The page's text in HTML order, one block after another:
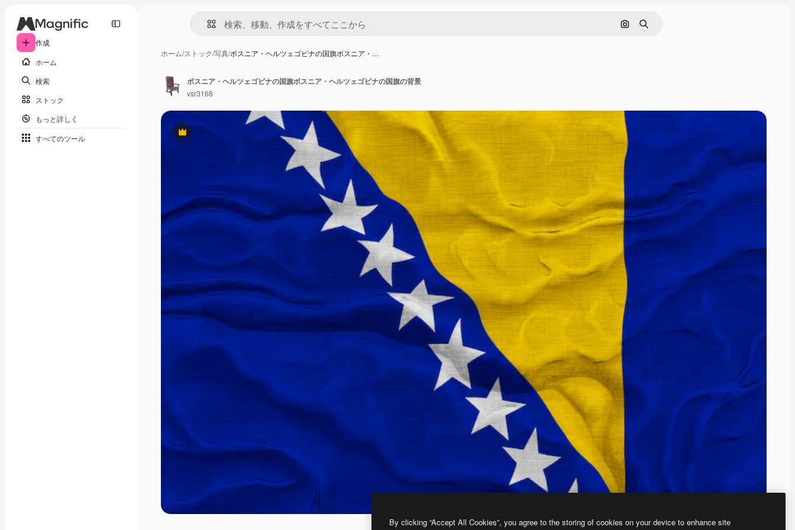
作成
ホーム
検索
ストック
もっと詳しく
すべてのツール
画像で検索
検索
ホーム/ストック/写真/ボスニア・ヘルツェゴビナの国旗ボスニア・…
Premium
ボスニア・ヘルツェゴビナの国旗ボスニア・ヘルツェゴビナの国旗の背景
vsr3168
By clicking “Accept All Cookies”, you agree to the storing of cookies on your device to enhance site